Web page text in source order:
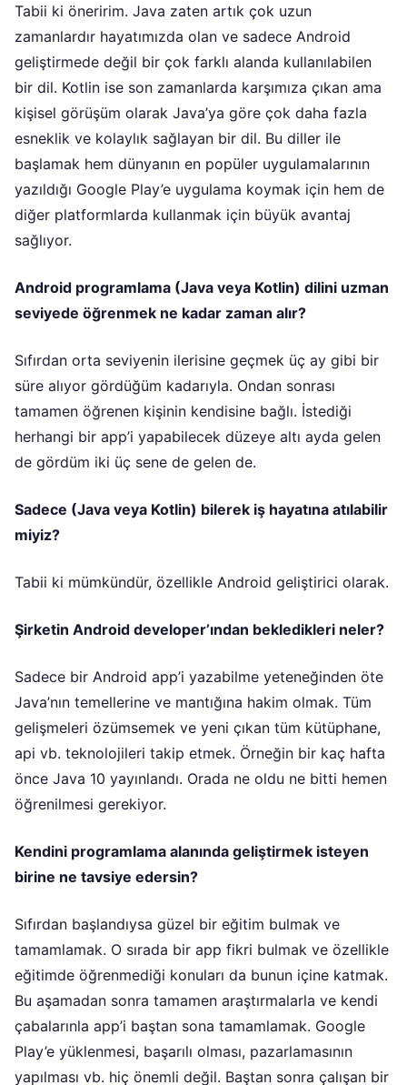
Tabii ki öneririm. Java zaten artık çok uzun
zamanlardır hayatımızda olan ve sadece Android
geliştirmede değil bir çok farklı alanda kullanılabilen
bir dil. Kotlin ise son zamanlarda karşımıza çıkan ama
kişisel görüşüm olarak Java’ya göre çok daha fazla
esneklik ve kolaylık sağlayan bir dil. Bu diller ile
başlamak hem dünyanın en popüler uygulamalarının
yazıldığı Google Play’e uygulama koymak için hem de
diğer platformlarda kullanmak için büyük avantaj
sağlıyor.
Android programlama (Java veya Kotlin) dilini uzman
seviyede öğrenmek ne kadar zaman alır?
Sıfırdan orta seviyenin ilerisine geçmek üç ay gibi bir
süre alıyor gördüğüm kadarıyla. Ondan sonrası
tamamen öğrenen kişinin kendisine bağlı. İstediği
herhangi bir app’i yapabilecek düzeye altı ayda gelen
de gördüm iki üç sene de gelen de.
Sadece (Java veya Kotlin) bilerek iş hayatına atılabilir
miyiz?
Tabii ki mümkündür, özellikle Android geliştirici olarak.
Şirketin Android developer’ından bekledikleri neler?
Sadece bir Android app’i yazabilme yeteneğinden öte
Java’nın temellerine ve mantığına hakim olmak. Tüm
gelişmeleri özümsemek ve yeni çıkan tüm kütüphane,
api vb. teknolojileri takip etmek. Örneğin bir kaç hafta
önce Java 10 yayınlandı. Orada ne oldu ne bitti hemen
öğrenilmesi gerekiyor.
Kendini programlama alanında geliştirmek isteyen
birine ne tavsiye edersin?
Sıfırdan başlandıysa güzel bir eğitim bulmak ve
tamamlamak. O sırada bir app fikri bulmak ve özellikle
eğitimde öğrenmediği konuları da bunun içine katmak.
Bu aşamadan sonra tamamen araştırmalarla ve kendi
çabalarınla app’i baştan sona tamamlamak. Google
Play’e yüklenmesi, başarılı olması, pazarlamasının
yapılması vb. hiç önemli değil. Baştan sonra çalışan bir